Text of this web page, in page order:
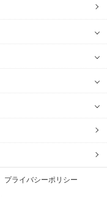
プライバシーポリシー